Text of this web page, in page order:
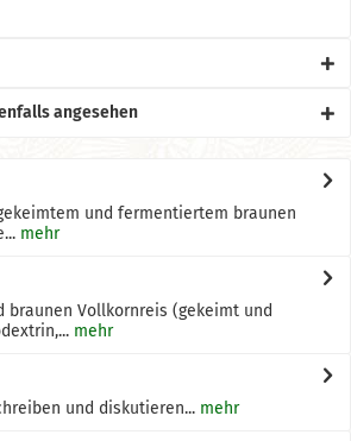
angesehen
und fermentiertem braunen
mehr
braunen Vollkornreis (gekeimt und
mehr
und diskutieren... mehr